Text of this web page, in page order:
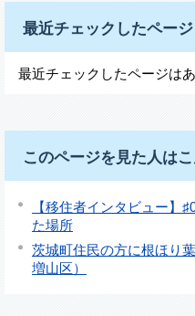
最近チェックしたページ
最近チェックしたページはあ
このページを見た人は
【移住者インタビュー】
た場所
茨城町住民の方に根ほり
増山区）